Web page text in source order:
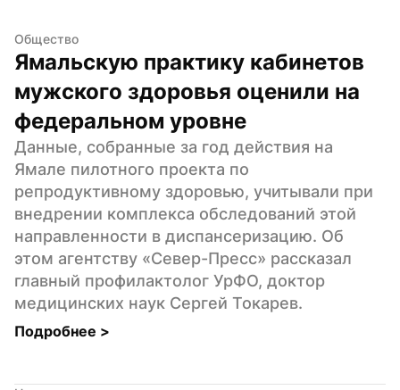
Общество
Ямальскую практику кабинетов
мужского здоровья оценили на
федеральном уровне
Данные, собранные за год действия на
Ямале пилотного проекта по
репродуктивному здоровью, учитывали при
внедрении комплекса обследований этой
направленности в диспансеризацию. Об
этом агентству «Север-Пресс» рассказал
главный профилактолог УрФО, доктор
медицинских наук Сергей Токарев.
Подробнее >